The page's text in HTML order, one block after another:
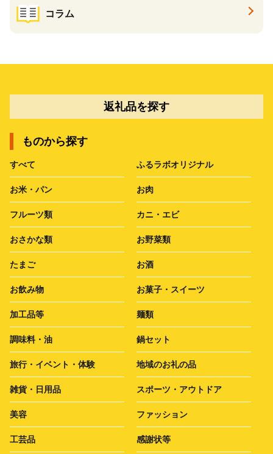
コラム
返礼品を探す
ものから探す
すべて ふるラボオリジナル
お米・パン お肉
フルーツ類 カニ・エビ
おさかな類 お野菜類
たまご お酒
お飲み物 お菓子・スイーツ
加工品等 麺類
調味料・油 鍋セット
旅行・イベント・体験 地域のお礼の品
雑貨・日用品 スポーツ・アウトドア
美容 ファッション
工芸品 感謝状等